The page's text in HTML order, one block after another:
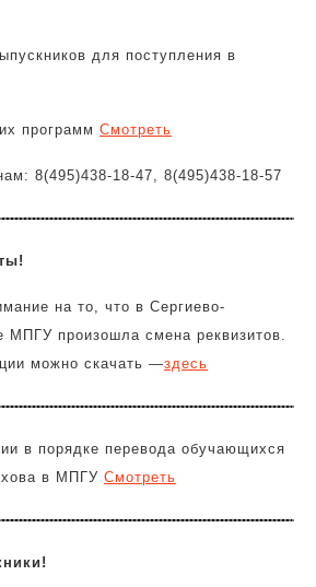
для поступления в
программ Смотреть
8(495)438-18-47, 8(495)438-18-57
на то, что в Сергиево-
МПГУ произошла смена реквизитов.
можно скачать —здесь
в порядке перевода обучающихся
в МПГУ Смотреть